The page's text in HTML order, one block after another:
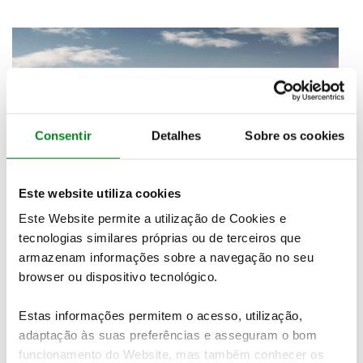
Consentir Detalhes Sobre os cookies
Este website utiliza cookies
Este Website permite a utilização de Cookies e
tecnologias similares próprias ou de terceiros que
armazenam informações sobre a navegação no seu
browser ou dispositivo tecnológico.
Estas informações permitem o acesso, utilização,
adaptação às suas preferências e asseguram o bom
funcionamento do Website, mas também conhecer os